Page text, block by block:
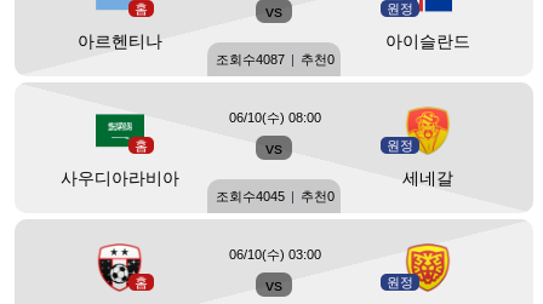
홈
아르헨티나
vs 원정
아이슬란드
조회수4087 | 추천0
홈
사우디아라비아
vs 원정
세네갈
06/10(수) 08:00
조회수4045 | 추천0
홈 vs 원정
06/10(수) 03:00